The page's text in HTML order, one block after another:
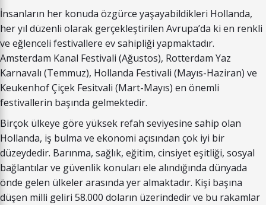
İnsanların her konuda özgürce yaşayabildikleri Hollanda,
her yıl düzenli olarak gerçekleştirilen Avrupa’da ki en renkli
ve eğlenceli festivallere ev sahipliği yapmaktadır.
Amsterdam Kanal Festivali (Ağustos), Rotterdam Yaz
Karnavalı (Temmuz), Hollanda Festivali (Mayıs-Haziran) ve
Keukenhof Çiçek Fesitvali (Mart-Mayıs) en önemli
festivallerin başında gelmektedir.
Birçok ülkeye göre yüksek refah seviyesine sahip olan
Hollanda, iş bulma ve ekonomi açısından çok iyi bir
düzeydedir. Barınma, sağlık, eğitim, cinsiyet eşitliği, sosyal
bağlantılar ve güvenlik konuları ele alındığında dünyada
önde gelen ülkeler arasında yer almaktadır. Kişi başına
düşen milli geliri 58.000 doların üzerindedir ve bu rakamlar